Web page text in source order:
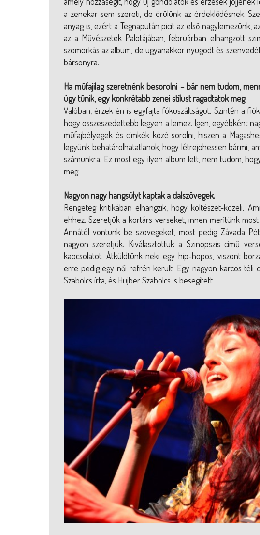
a zenekar sem szereti, de örülünk az érdeklődésnek.
anyag is, ezért a Tegnapután picit az első nagylemezünk,
az a Művészetek Palotájában, februárban elhangzott
szomorkás az album, de ugyanakkor nyugodt és
bársonyra.
Ha műfajilag szeretnénk besorolni – bár nem tudom,
úgy tűnik, egy konkrétabb zenei stílust ragadtatok meg.
Valóban, érzek én is egyfajta fókuszáltságot. Szintén a
hogy összeszedettebb legyen a lemez. Igen, egyébként
műfajbélyegek és címkék közé sorolni, hiszen a
legyünk behatárolhatatlanok, hogy létrejöhessen bármi,
számunkra. Ez most egy ilyen album lett, nem tudom,
meg.
Nagyon nagy hangsúlyt kaptak a dalszövegek.
Rengeteg kritikában elhangzik, hogy költészet-közeli.
ehhez. Szeretjük a kortárs verseket, innen merítünk
Annától vontunk be szövegeket, most pedig Závada
nagyon szeretjük. Kiválasztottuk a Szinopszis című
kapcsolatot. Átküldtünk neki egy hip-hopos, viszont
erre pedig egy női refrén került. Egy nagyon karcos téli
Szabolcs írta, és Hujber Szabolcs is besegített.